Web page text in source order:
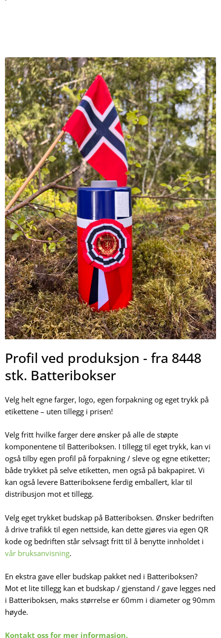
Profil ved produksjon - fra 8448
stk. Batteribokser
Velg helt egne farger, logo, egen forpakning og eget trykk på
etikettene – uten tillegg i prisen!
Velg fritt hvilke farger dere ønsker på alle de støpte
komponentene til Batteriboksen. I tillegg til eget trykk, kan vi
også tilby egen profil på forpakning / sleve og egne etiketter;
både trykket på selve etiketten, men også på bakpapiret. Vi
kan også levere Batteriboksene ferdig emballert, klar til
distribusjon mot et tillegg.
Velg eget trykket budskap på Batteriboksen. Ønsker bedriften
å drive trafikk til egen nettside, kan dette gjøres via egen QR
kode og bedriften står selvsagt fritt til å benytte innholdet i
vår bruksanvisning.
En ekstra gave eller budskap pakket ned i Batteriboksen?
Mot et lite tillegg kan et budskap / gjenstand / gave legges ned
i Batteriboksen, maks størrelse er 60mm i diameter og 90mm
høyde.
Kontakt oss for mer informasjon.